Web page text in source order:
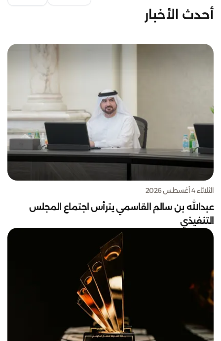
أحدث الأخبار
الثلاثاء 4 أغسطس 2026
عبدالله بن سالم القاسمي يترأس اجتماع المجلس
التنفيذي